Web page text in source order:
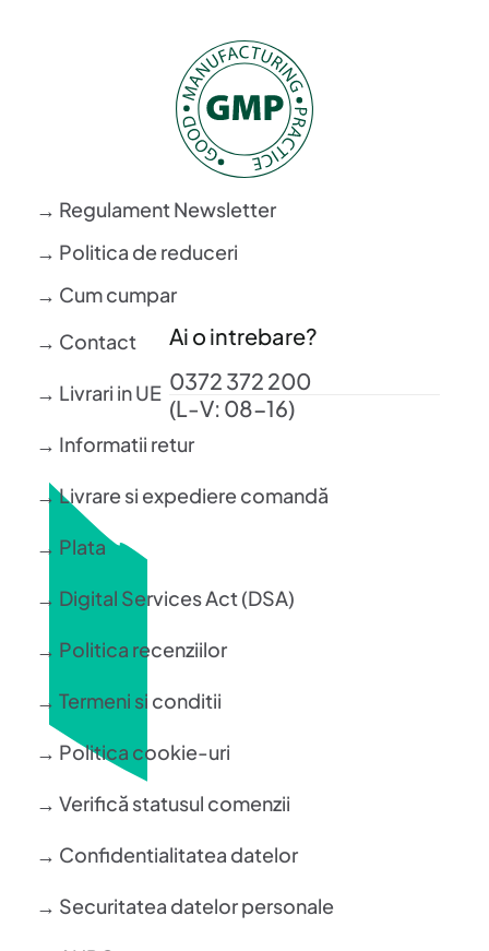
Ai o intrebare?
0372 372 200
(L-V: 08-16)
→ Regulament Newsletter
→ Politica de reduceri
→ Cum cumpar
→ Contact
→ Livrari in UE
→ Informatii retur
→ Livrare si expediere comandă
→ Plata
→ Digital Services Act (DSA)
→ Politica recenziilor
→ Termeni si conditii
→ Politica cookie-uri
→ Verifică statusul comenzii
→ Confidentialitatea datelor
→ Securitatea datelor personale